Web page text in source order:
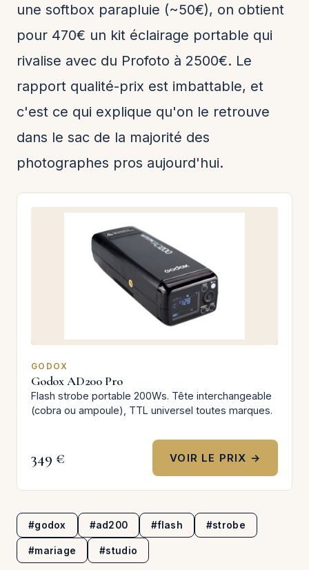
une softbox parapluie (~50€), on obtient
pour 470€ un kit éclairage portable qui
rivalise avec du Profoto à 2500€. Le
rapport qualité-prix est imbattable, et
c'est ce qui explique qu'on le retrouve
dans le sac de la majorité des
photographes pros aujourd'hui.
GODOX
Godox AD200 Pro
Flash strobe portable 200Ws. Tête interchangeable
(cobra ou ampoule), TTL universel toutes marques.
349 € VOIR LE PRIX →
#godox #ad200 #flash #strobe
#mariage #studio